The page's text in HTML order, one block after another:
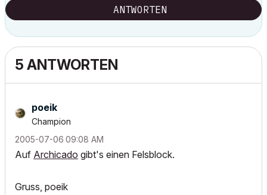
ANTWORTEN
5 ANTWORTEN
poeik
Champion
‎2005-07-06 09:08 AM
Auf Archicado gibt's einen Felsblock.
Gruss, poeik